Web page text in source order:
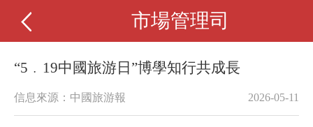
市場管理司
“5﹒19中國旅游日”博學知行共成長
信息來源：中國旅游報 2026-05-11